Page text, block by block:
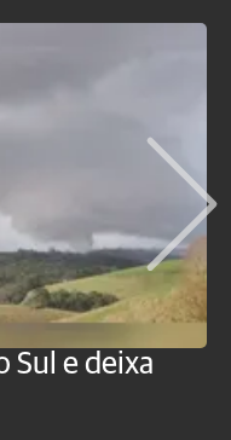
Sul e deixa